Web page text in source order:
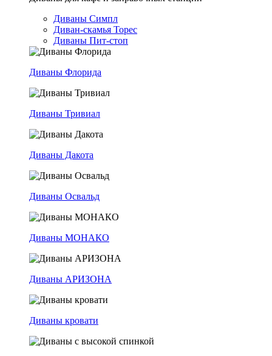
Диваны Симпл
Диван-скамья Торес
Диваны Пит-стоп
Диваны Флорида
Диваны Тривиал
Диваны Дакота
Диваны Освальд
Диваны МОНАКО
Диваны АРИЗОНА
Диваны кровати